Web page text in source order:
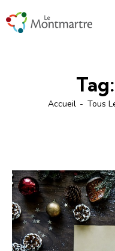
Accueil Tous